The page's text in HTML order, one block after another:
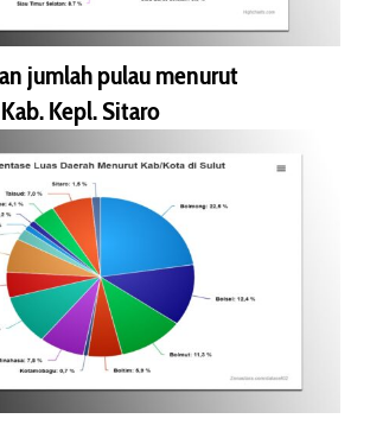
jumlah pulau menurut
Kepl. Sitaro